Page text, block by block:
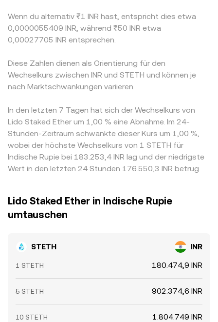
Wenn du alternativ ₹1 INR hast, entspricht dies etwa
0,0000055409 INR, während ₹50 INR etwa
0,00027705 INR entsprechen.
Diese Zahlen dienen als Orientierung für den
Wechselkurs zwischen INR und STETH und können je
nach Marktschwankungen variieren.
In den letzten 7 Tagen hat sich der Wechselkurs von
Lido Staked Ether um 1,00 % eine Abnahme. Im 24-
Stunden-Zeitraum schwankte dieser Kurs um 1,00 %,
wobei der höchste Wechselkurs von 1 STETH für
Indische Rupie bei 183.253,4 INR lag und der niedrigste
Wert in den letzten 24 Stunden 176.550,3 INR betrug.
Lido Staked Ether in Indische Rupie
umtauschen
STETH INR
1 STETH 180.474,9 INR
5 STETH 902.374,6 INR
10 STETH 1.804.749 INR